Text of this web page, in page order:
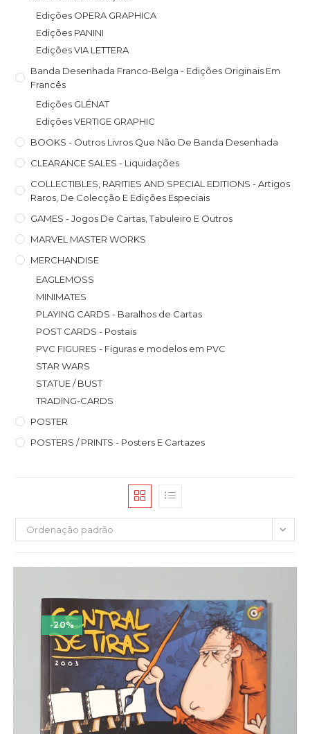
Edições OPERA GRAPHICA
Edições PANINI
Edições VIA LETTERA
Banda Desenhada Franco-Belga - Edições Originais Em
Francês
Edições GLÉNAT
Edições VERTIGE GRAPHIC
BOOKS - Outros Livros Que Não De Banda Desenhada
CLEARANCE SALES - Liquidações
COLLECTIBLES, RARITIES AND SPECIAL EDITIONS - Artigos
Raros, De Colecção E Edições Especiais
GAMES - Jogos De Cartas, Tabuleiro E Outros
MARVEL MASTER WORKS
MERCHANDISE
EAGLEMOSS
MINIMATES
PLAYING CARDS - Baralhos de Cartas
POST CARDS - Postais
PVC FIGURES - Figuras e modelos em PVC
STAR WARS
STATUE / BUST
TRADING-CARDS
POSTER
POSTERS / PRINTS - Posters E Cartazes
Ordenação padrão
-20%